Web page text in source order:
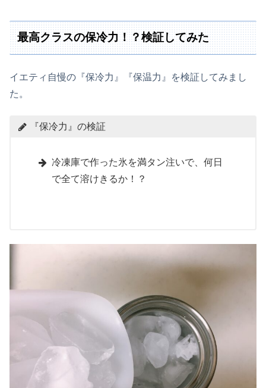
最高クラスの保冷力！？検証してみた
イエティ自慢の『保冷力』『保温力』を検証してみまし
た。
『保冷力』の検証
冷凍庫で作った氷を満タン注いで、何日
で全て溶けきるか！？